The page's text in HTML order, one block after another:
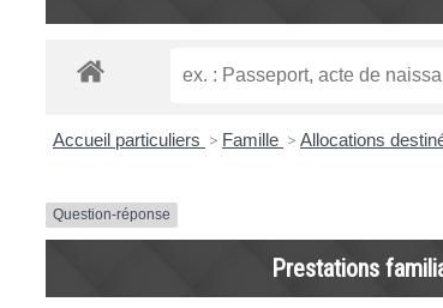
Accueil particuliers > Famille > Allocations
Question-réponse
Prestations